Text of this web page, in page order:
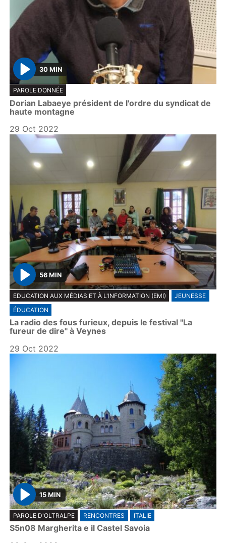
P
l
a
y
30 MIN
PAROLE DONNÉE
Dorian Labaeye président de l'ordre du syndicat de
haute montagne
29 Oct 2022
P
l
a
y
56 MIN
EDUCATION AUX MÉDIAS ET À L'INFORMATION (EMI)
JEUNESSE
ÉDUCATION
La radio des fous furieux, depuis le festival "La
fureur de dire" à Veynes
29 Oct 2022
P
l
a
15 MIN
PAROLE D'OLTRALPE RENCONTRES ITALIE
S5n08 Margherita e il Castel Savoia